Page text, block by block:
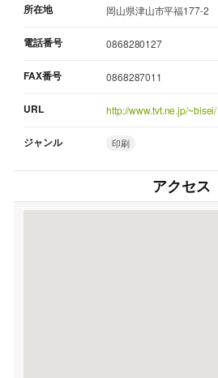
所在地 岡山県津山市平福177-2
電話番号 0868280127
FAX番号 0868287011
URL http://www.tvt.ne.jp/~bisei/
ジャンル 印刷
アクセス